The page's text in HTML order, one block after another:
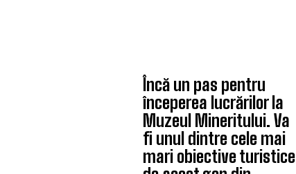
Încă un pas pentru
începerea lucrărilor la
Muzeul Mineritului. Va
fi unul dintre cele mai
mari obiective turistice